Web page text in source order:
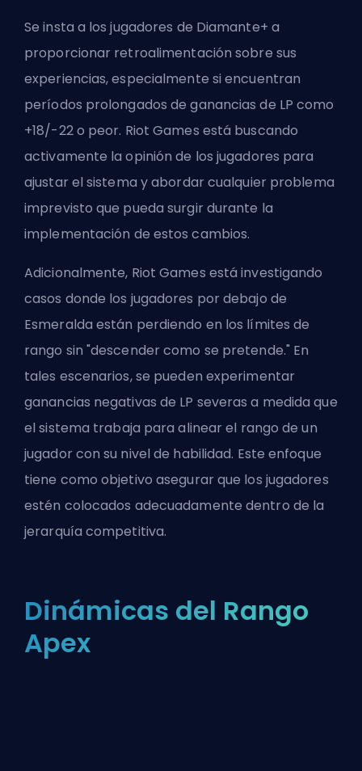
Se insta a los jugadores de Diamante+ a
proporcionar retroalimentación sobre sus
experiencias, especialmente si encuentran
períodos prolongados de ganancias de LP como
+18/-22 o peor. Riot Games está buscando
activamente la opinión de los jugadores para
ajustar el sistema y abordar cualquier problema
imprevisto que pueda surgir durante la
implementación de estos cambios.
Adicionalmente, Riot Games está investigando
casos donde los jugadores por debajo de
Esmeralda están perdiendo en los límites de
rango sin "descender como se pretende." En
tales escenarios, se pueden experimentar
ganancias negativas de LP severas a medida que
el sistema trabaja para alinear el rango de un
jugador con su nivel de habilidad. Este enfoque
tiene como objetivo asegurar que los jugadores
estén colocados adecuadamente dentro de la
jerarquía competitiva.
Dinámicas del Rango
Apex